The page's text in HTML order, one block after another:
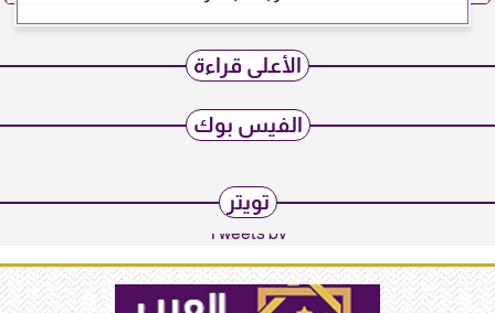
الأعلى قراءة
الفيس بوك
تويتر
Tweets by